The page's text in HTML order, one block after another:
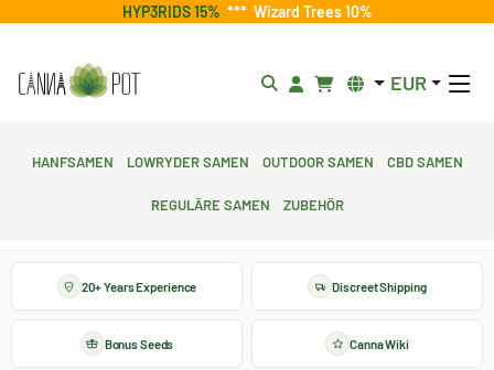
HYP3RIDS 15% *** Wizard Trees 10%
EUR
Hanfsamen Lowryder Samen Outdoor Samen CBD Samen
Reguläre Samen Zubehör
20+ Years Experience Discreet Shipping
Bonus Seeds Canna Wiki